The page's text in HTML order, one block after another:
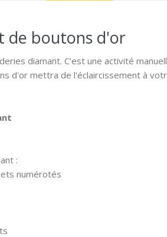
de boutons d'or
diamant. C'est une activité
d'or mettra de l'éclaircissement à
:
numérotés